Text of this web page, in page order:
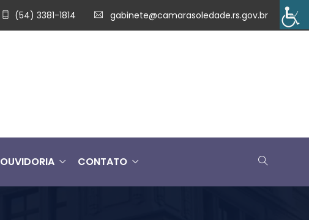
(54) 3381-1814 gabinete@camarasoledade.rs.gov.br
OUVIDORIA CONTATO